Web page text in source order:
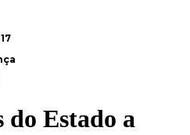
do Estado a